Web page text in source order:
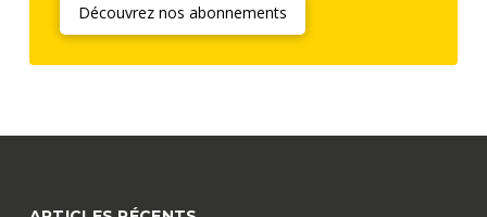
Découvrez nos abonnements